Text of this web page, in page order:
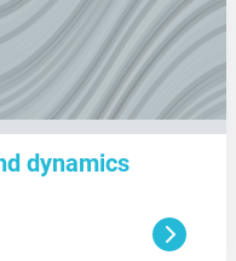
dynamics